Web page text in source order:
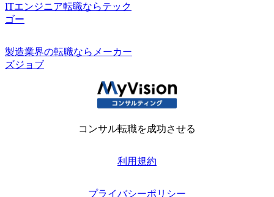
ITエンジニア転職ならテック
ゴー
製造業界の転職ならメーカー
ズジョブ
コンサル転職を成功させる
利用規約
プライバシーポリシー